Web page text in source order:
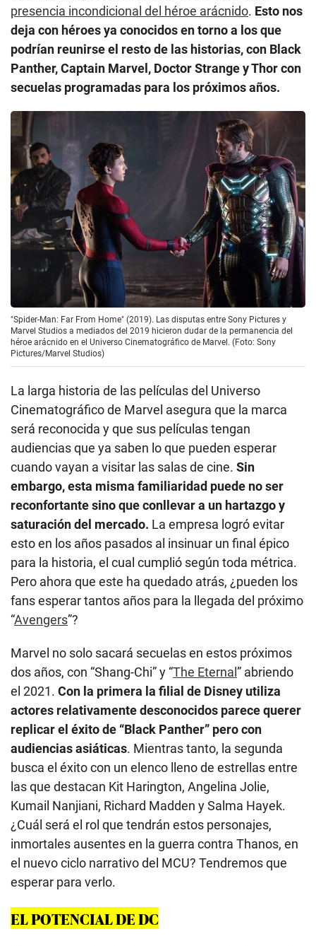
presencia incondicional del héroe arácnido. Esto nos
deja con héroes ya conocidos en torno a los que
podrían reunirse el resto de las historias, con Black
Panther, Captain Marvel, Doctor Strange y Thor con
secuelas programadas para los próximos años.
"Spider-Man: Far From Home" (2019). Las disputas entre Sony Pictures y
Marvel Studios a mediados del 2019 hicieron dudar de la permanencia del
héroe arácnido en el Universo Cinematográfico de Marvel. (Foto: Sony
Pictures/Marvel Studios)
La larga historia de las películas del Universo
Cinematográfico de Marvel asegura que la marca
será reconocida y que sus películas tengan
audiencias que ya saben lo que pueden esperar
cuando vayan a visitar las salas de cine. Sin
embargo, esta misma familiaridad puede no ser
reconfortante sino que conllevar a un hartazgo y
saturación del mercado. La empresa logró evitar
esto en los años pasados al insinuar un final épico
para la historia, el cual cumplió según toda métrica.
Pero ahora que este ha quedado atrás, ¿pueden los
fans esperar tantos años para la llegada del próximo
“Avengers”?
Marvel no solo sacará secuelas en estos próximos
dos años, con “Shang-Chi” y “The Eternal ” abriendo
el 2021. Con la primera la filial de Disney utiliza
actores relativamente desconocidos parece querer
replicar el éxito de “Black Panther” pero con
audiencias asiáticas. Mientras tanto, la segunda
busca el éxito con un elenco lleno de estrellas entre
las que destacan Kit Harington, Angelina Jolie,
Kumail Nanjiani, Richard Madden y Salma Hayek.
¿Cuál será el rol que tendrán estos personajes,
inmortales ausentes en la guerra contra Thanos, en
el nuevo ciclo narrativo del MCU? Tendremos que
esperar para verlo.
EL POTENCIAL DE DC